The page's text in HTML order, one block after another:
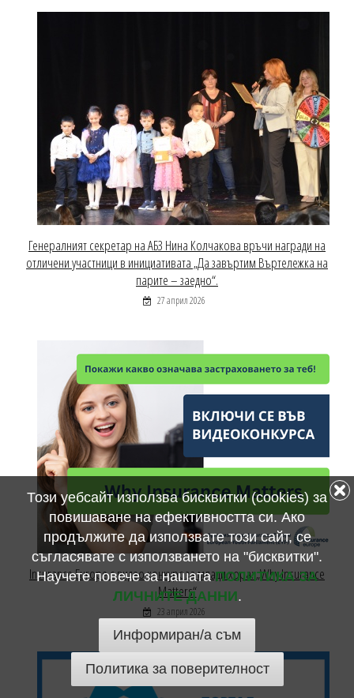
Генералният секретар на АБЗ Нина Колчакова връчи награди на
отличени участници в инициативата „Да завъртим Въртележка на
парите – заедно“.
27 април 2026
Insurance Europe с видео конкурс за млади хора: „Why Insurance
Matters“
23 април 2026
Този уебсайт използва бисквитки (cookies) за
повишаване на ефективността си. Ако
продължите да използвате този сайт, се
съгласявате с използването на "бисквитки".
Научете повече за нашатаПОЛИТИКА ЗА
ЛИЧНИТЕ ДАННИ.
Информиран/а съм
Политика за поверителност